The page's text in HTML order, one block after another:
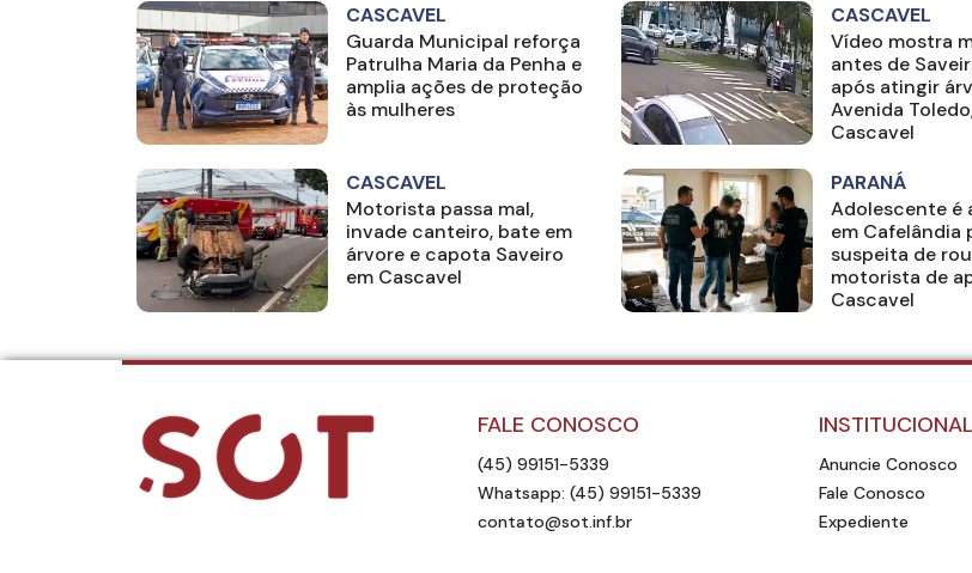
CASCAVEL
Guarda Municipal reforça
Patrulha Maria da Penha e
amplia ações de proteção
às mulheres
CASCAVEL
Vídeo mostra
antes de
após atingir
Avenida
Cascavel
CASCAVEL
Motorista passa mal,
invade canteiro, bate em
árvore e capota Saveiro
em Cascavel
PARANÁ
Adolescente é
em Cafelândia
suspeita de
motorista de
Cascavel
FALE CONOSCO
(45) 99151-5339
Whatsapp: (45) 99151-5339
contato@sot.inf.br
INSTITUCIONAL
Anuncie Conosco
Fale Conosco
Expediente